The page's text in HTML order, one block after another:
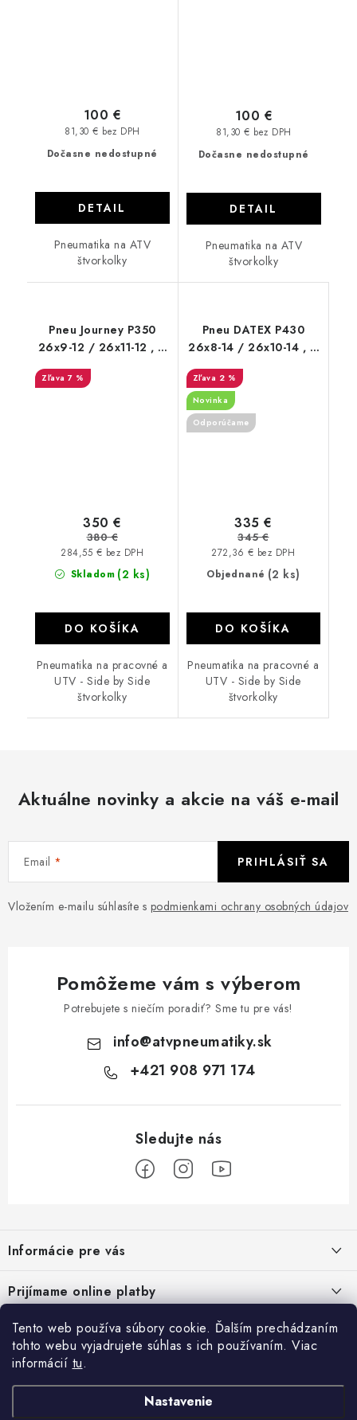
Tento web používa súbory cookie. Ďalším prechádzaním
tohto webu vyjadrujete súhlas s ich používaním. Viac
informácií tu.
Nastavenie
Dočasne nedostupné
81,30 € bez DPH
100 €
DETAIL
Pneumatika na ATV
štvorkolky
Dočasne nedostupné
81,30 € bez DPH
100 €
DETAIL
Pneumatika na ATV
štvorkolky
Pneu Journey P350
26x9-12 / 26x11-12 , 6
7 %
Skladom (2 ks)
284,55 € bez DPH
350 €
380 €
DO KOŠÍKA
Pneumatika na pracovné a
UTV - Side by Side
štvorkolky
Pneu DATEX P430
26x8-14 / 26x10-14 , 6
2 %
Novinka
Odporúčame
Objednané (2 ks)
272,36 € bez DPH
335 €
345 €
DO KOŠÍKA
Pneumatika na pracovné a
UTV - Side by Side
štvorkolky
Aktuálne novinky a akcie na váš e-mail
Email
Vložením e-mailu súhlasíte s podmienkami ochrany osobných údajov
PRIHLÁSIŤ SA
Pomôžeme vám s výberom
Potrebujete s niečím poradiť? Sme tu pre vás!
info@atvpneumatiky.sk
+421 908 971 174
p
ä
t
Informácie pre vás
Reklamačný poriadok - formulár
Kontakt
Prijímame online platby
Prihlásenie
E-mail
Facebook
Posledné hodnotenie produktov